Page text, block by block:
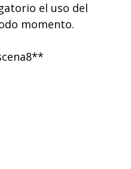
el uso del
momento.